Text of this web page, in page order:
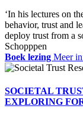
‘In his lectures on
behavior, trust and
deploy trust from a
Schopppen
Boek lezing Meer
SOCIETAL
EXPLORING